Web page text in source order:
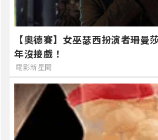
【奧德賽】女巫瑟西扮演者珊曼
年沒接戲！
電影新星聞